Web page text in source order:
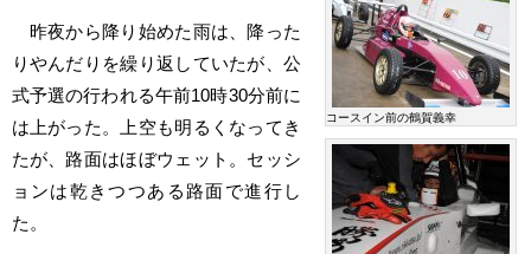
コースイン前の鶴賀義幸
昨夜から降り始めた雨は、降った
りやんだりを繰り返していたが、公
式予選の行われる午前10時30分前に
は上がった。上空も明るくなってき
たが、路面はほぼウェット。セッシ
ョンは乾きつつある路面で進行し
た。